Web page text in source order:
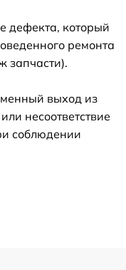
дефекта, который
ремонта
запчасти).
выход из
несоответствие
соблюдении